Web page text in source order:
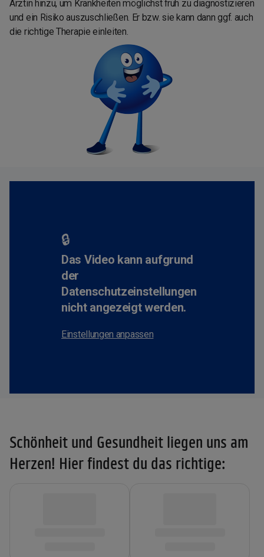
Ärztin hinzu, um Krankheiten möglichst früh zu diagnostizieren
und ein Risiko auszuschließen. Er bzw. sie kann dann ggf. auch
die richtige Therapie einleiten.
🔒
Das Video kann aufgrund
der
Datenschutzeinstellungen
nicht angezeigt werden.
Einstellungen anpassen
Schönheit und Gesundheit liegen uns am
Herzen! Hier findest du das richtige: